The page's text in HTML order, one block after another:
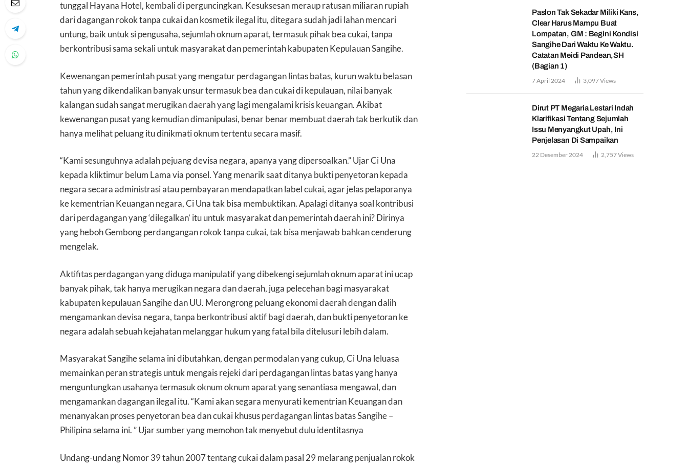
tunggal Hayana Hotel, kembali di perguncingkan. Kesuksesan meraup ratusan miliaran rupiah
dari dagangan rokok tanpa cukai dan kosmetik ilegal itu, ditegara sudah jadi lahan mencari
untung, baik untuk si pengusaha, sejumlah oknum aparat, termasuk pihak bea cukai, tanpa
berkontribusi sama sekali untuk masyarakat dan pemerintah kabupaten Kepulauan Sangihe.
Kewenangan pemerintah pusat yang mengatur perdagangan lintas batas, kurun waktu belasan
tahun yang dikendalikan banyak unsur termasuk bea dan cukai di kepulauan, nilai banyak
kalangan sudah sangat merugikan daerah yang lagi mengalami krisis keuangan. Akibat
kewenangan pusat yang kemudian dimanipulasi, benar benar membuat daerah tak berkutik dan
hanya melihat peluang itu dinikmati oknum tertentu secara masif.
“Kami sesunguhnya adalah pejuang devisa negara, apanya yang dipersoalkan.” Ujar Ci Una
kepada kliktimur belum Lama via ponsel. Yang menarik saat ditanya bukti penyetoran kepada
negara secara administrasi atau pembayaran mendapatkan label cukai, agar jelas pelaporanya
ke kementrian Keuangan negara, Ci Una tak bisa membuktikan. Apalagi ditanya soal kontribusi
dari perdagangan yang ‘dilegalkan’ itu untuk masyarakat dan pemerintah daerah ini? Dirinya
yang heboh Gembong perdangangan rokok tanpa cukai, tak bisa menjawab bahkan cenderung
mengelak.
Aktifitas perdagangan yang diduga manipulatif yang dibekengi sejumlah oknum aparat ini ucap
banyak pihak, tak hanya merugikan negara dan daerah, juga pelecehan bagi masyarakat
kabupaten kepulauan Sangihe dan UU. Merongrong peluang ekonomi daerah dengan dalih
mengamankan devisa negara, tanpa berkontribusi aktif bagi daerah, dan bukti penyetoran ke
negara adalah sebuah kejahatan melanggar hukum yang fatal bila ditelusuri lebih dalam.
Masyarakat Sangihe selama ini dibutahkan, dengan permodalan yang cukup, Ci Una leluasa
memainkan peran strategis untuk mengais rejeki dari perdagangan lintas batas yang hanya
menguntungkan usahanya termasuk oknum oknum aparat yang senantiasa mengawal, dan
mengamankan dagangan ilegal itu. “Kami akan segara menyurati kementrian Keuangan dan
menanyakan proses penyetoran bea dan cukai khusus perdagangan lintas batas Sangihe –
Philipina selama ini. ” Ujar sumber yang memohon tak menyebut dulu identitasnya
Undang-undang Nomor 39 tahun 2007 tentang cukai dalam pasal 29 melarang penjualan rokok
Paslon Tak Sekadar Miliki Kans,
Clear Harus Mampu Buat
Lompatan, GM : Begini Kondisi
Sangihe Dari Waktu Ke Waktu.
Catatan Meidi Pandean,SH
(Bagian 1)
7 April 2024 3,097Views
Dirut PT Megaria Lestari Indah
Klarifikasi Tentang Sejumlah
Issu Menyangkut Upah, Ini
Penjelasan Di Sampaikan
22 Desember 2024 2,757Views